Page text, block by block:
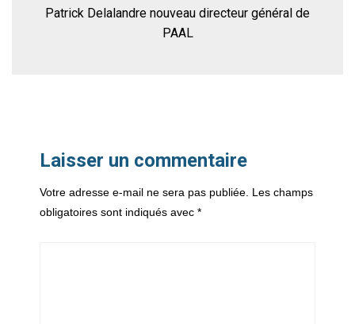
Patrick Delalandre nouveau directeur général de
PAAL
Laisser un commentaire
Votre adresse e-mail ne sera pas publiée. Les champs
obligatoires sont indiqués avec *